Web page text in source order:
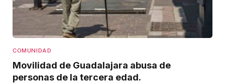
COMUNIDAD
Movilidad de Guadalajara abusa de
personas de la tercera edad.